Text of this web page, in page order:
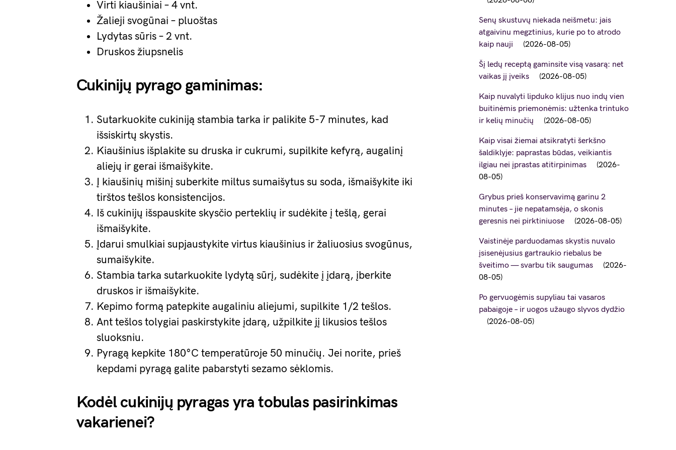
Virti kiaušiniai – 4 vnt.
Žalieji svogūnai – pluoštas
Lydytas sūris – 2 vnt.
Druskos žiupsnelis
Cukinijų pyrago gaminimas:
Sutarkuokite cukiniją stambia tarka ir palikite 5-7 minutes, kad
išsiskirtų skystis.
Kiaušinius išplakite su druska ir cukrumi, supilkite kefyrą, augalinį
aliejų ir gerai išmaišykite.
Į kiaušinių mišinį suberkite miltus sumaišytus su soda, išmaišykite iki
tirštos tešlos konsistencijos.
Iš cukinijų išspauskite skysčio perteklių ir sudėkite į tešlą, gerai
išmaišykite.
Įdarui smulkiai supjaustykite virtus kiaušinius ir žaliuosius svogūnus,
sumaišykite.
Stambia tarka sutarkuokite lydytą sūrį, sudėkite į įdarą, įberkite
druskos ir išmaišykite.
Kepimo formą patepkite augaliniu aliejumi, supilkite 1/2 tešlos.
Ant tešlos tolygiai paskirstykite įdarą, užpilkite jį likusios tešlos
sluoksniu.
Pyragą kepkite 180°C temperatūroje 50 minučių. Jei norite, prieš
kepdami pyragą galite pabarstyti sezamo sėklomis.
Kodėl cukinijų pyragas yra tobulas pasirinkimas
vakarienei?
Senų skustuvų niekada neišmetu: jais
atgaivinu megztinius, kurie po to atrodo
kaip nauji
2026-08-05
Šį ledų receptą gaminsite visą vasarą: net
vaikas jį įveiks
2026-08-05
Kaip nuvalyti lipduko klijus nuo indų vien
buitinėmis priemonėmis: užtenka trintuko
ir kelių minučių
2026-08-05
Kaip visai žiemai atsikratyti šerkšno
šaldiklyje: paprastas būdas, veikiantis
ilgiau nei įprastas atitirpinimas
2026-
08-05
Grybus prieš konservavimą garinu 2
minutes – jie nepatamsėja, o skonis
geresnis nei pirktiniuose
2026-08-05
Vaistinėje parduodamas skystis nuvalo
įsisenėjusius gartraukio riebalus be
šveitimo — svarbu tik saugumas
2026-
08-05
Po gervuogėmis supyliau tai vasaros
pabaigoje – ir uogos užaugo slyvos dydžio
2026-08-05